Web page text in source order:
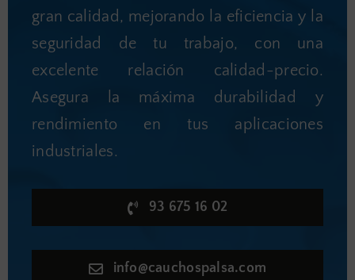
gran calidad, mejorando la eficiencia y la
seguridad de tu trabajo, con una
excelente relación calidad-precio.
Asegura la máxima durabilidad y
rendimiento en tus aplicaciones
industriales.
93 675 16 02
info@cauchospalsa.com